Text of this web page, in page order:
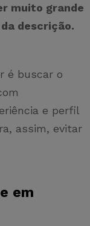
muito grande
descrição.
é buscar o
e perfil
assim, evitar
em